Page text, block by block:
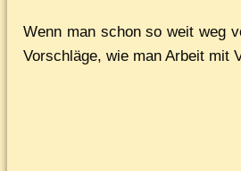
Wenn man schon so weit weg
Vor­schlä­ge, wie man Ar­beit mit